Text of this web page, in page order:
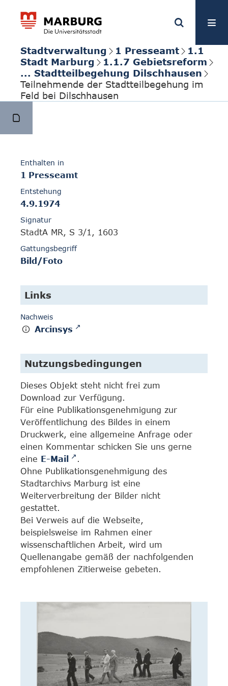
Stadtverwaltung 1 Presseamt
1.1
Stadt Marburg
1.1.7 Gebietsreform
... Stadtteilbegehung Dilschhausen
Teilnehmende der Stadtteilbegehung im
Feld bei Dilschhausen
Enthalten in
1 Presseamt
Entstehung
4.9.1974
Signatur
StadtA MR, S 3/1, 1603
Gattungsbegriff
Bild/Foto
Links
Nachweis
Arcinsys
Nutzungsbedingungen
Dieses Objekt steht nicht frei zum
Download zur Verfügung.
Für eine Publikationsgenehmigung zur
Veröffentlichung des Bildes in einem
Druckwerk, eine allgemeine Anfrage oder
einen Kommentar schicken Sie uns gerne
eine E-Mail
.
Ohne Publikationsgenehmigung des
Stadtarchivs Marburg ist eine
Weiterverbreitung der Bilder nicht
gestattet.
Bei Verweis auf die Webseite,
beispielsweise im Rahmen einer
wissenschaftlichen Arbeit, wird um
Quellenangabe gemäß der nachfolgenden
empfohlenen Zitierweise gebeten.